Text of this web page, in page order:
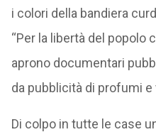
i colori della bandiera
“Per la libertà del popolo
aprono documentari
da pubblicità di profumi
Di colpo in tutte le case